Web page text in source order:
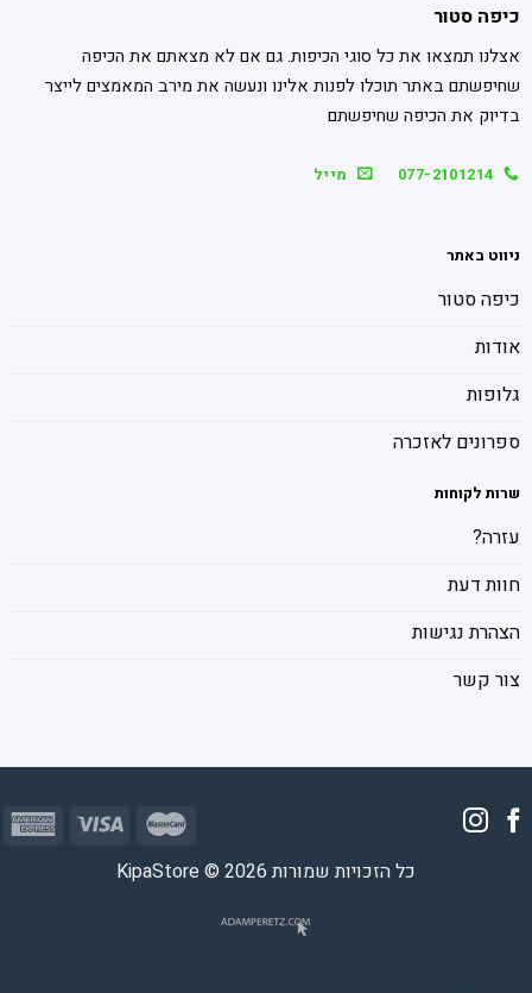
כיפה סטור
אצלנו תמצאו את כל סוגי הכיפות. גם אם לא מצאתם את הכיפה
שחיפשתם באתר תוכלו לפנות אלינו ונעשה את מירב המאמצים לייצר
בדיוק את הכיפה שחיפשתם
077-2101214 מייל
ניווט באתר
כיפה סטור
אודות
גלופות
ספרונים לאזכרה
שרות לקוחות
עזרה?
חוות דעת
הצהרת נגישות
צור קשר
כל הזכויות שמורות 2026 © KipaStore